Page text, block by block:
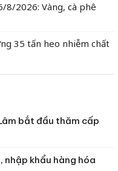
8/2026: Vàng, cà phê
35 tấn heo nhiễm chất
bắt đầu thăm cấp
khẩu hàng hóa